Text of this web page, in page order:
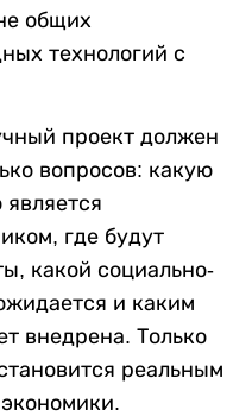
общих
технологий с
проект должен
вопросов: какую
где будут
какой социально-
и каким
внедрена. Только
реальным